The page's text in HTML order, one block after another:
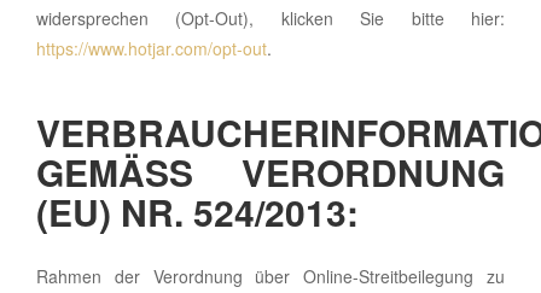
widersprechen (Opt-Out), klicken Sie bitte hier:
https://www.hotjar.com/opt-out.
GEMÄSS VERORDNUNG (
EU) NR. 524/2013:
Rahmen der Verordnung über Online-Streitbeilegung zu